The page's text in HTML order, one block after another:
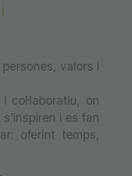
valors i
on
i es fan
oferint temps,